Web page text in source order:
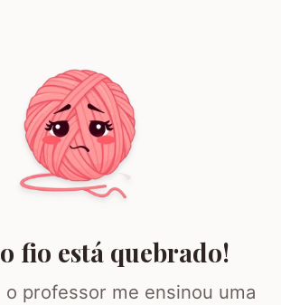
fio está quebrado!
o professor me ensinou uma